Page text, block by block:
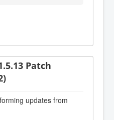
Patch
updates from